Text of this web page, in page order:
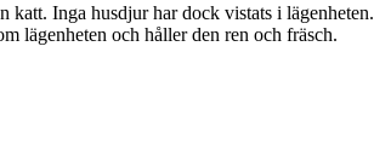
katt. Inga husdjur har dock vistats i lägenheten.
lägenheten och håller den ren och fräsch.